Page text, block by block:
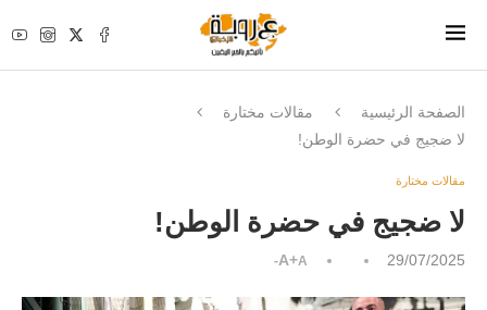
الصفحة الرئيسية
مقالات مختارة
لا ضجيج في حضرة الوطن!
مقالات مختارة
لا ضجيج في حضرة الوطن!
29/07/2025
A+A-